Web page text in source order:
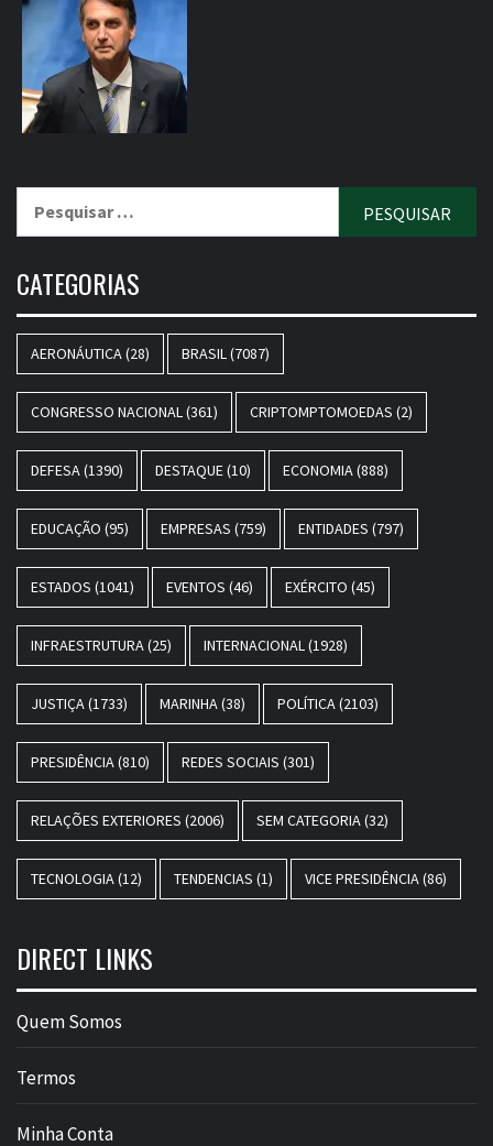
CATEGORIAS
AERONÁUTICA(28) BRASIL(7087)
CONGRESSO NACIONAL(361) CRIPTOMPTOMOEDAS (2)
DEFESA(1390) DESTAQUE(10) ECONOMIA(888)
EDUCAÇÃO (95) EMPRESAS (759) ENTIDADES (797)
ESTADOS (1041) EVENTOS (46) EXÉRCITO (45)
INFRAESTRUTURA(25) INTERNACIONAL(1928)
JUSTIÇA(1733) MARINHA(38) POLÍTICA(2103)
PRESIDÊNCIA(810) REDES SOCIAIS (301)
RELAÇÕES EXTERIORES (2006) SEM CATEGORIA(32)
TECNOLOGIA(12) TENDENCIAS (1) VICE PRESIDÊNCIA(86)
DIRECT LINKS
Quem Somos
Termos
Minha Conta